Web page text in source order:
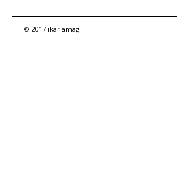
© 2017 ikariamag